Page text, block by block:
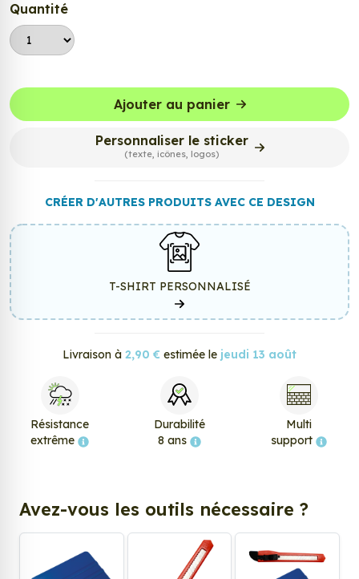
Quantité
Ajouter au panier
Personnaliser le sticker
(texte, icônes, logos)
CRÉER D'AUTRES PRODUITS AVEC CE DESIGN
T-SHIRT PERSONNALISÉ
Livraison à 2,90 € estimée le jeudi 13 août
Résistance
extrême
Durabilité
8 ans
Multi
support
Avez-vous les outils nécessaire ?